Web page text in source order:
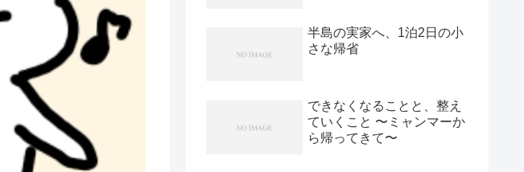
半島の実家へ、1泊2日の小
さな帰省
できなくなることと、整え
ていくこと 〜ミャンマーか
ら帰ってきて〜